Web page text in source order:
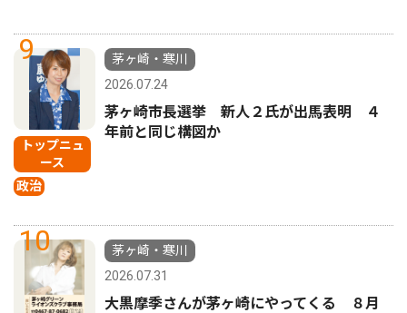
9
トップニュ
ース
政治
茅ヶ崎・寒川
2026.07.24
茅ヶ崎市長選挙 新人２氏が出馬表明 ４
年前と同じ構図か
10
茅ヶ崎・寒川
2026.07.31
大黒摩季さんが茅ヶ崎にやってくる ８月